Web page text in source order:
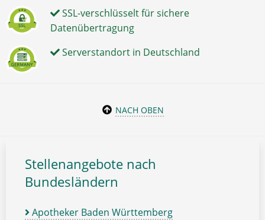
SSL-verschlüsselt für sichere
Datenübertragung
Serverstandort in Deutschland
NACH OBEN
Stellenangebote nach
Bundesländern
Apotheker Baden Württemberg